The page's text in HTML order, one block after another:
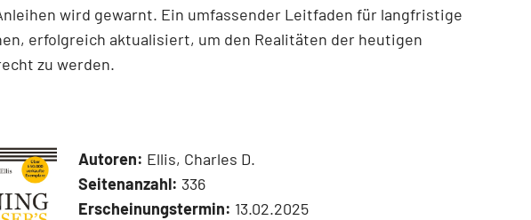
wird gewarnt. Ein umfassender Leitfaden für langfristige
erfolgreich aktualisiert, um den Realitäten der heutigen
zu werden.
Autoren: Ellis, Charles D.
Seitenanzahl: 336
Erscheinungstermin: 13.02.2025